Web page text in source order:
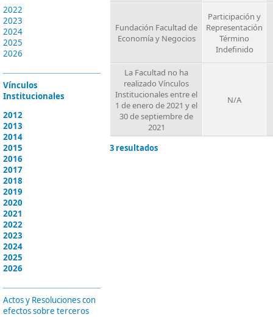
2022
2023
2024
2025
2026
Vínculos
Institucionales
2012
2013
2014
2015
2016
2017
2018
2019
2020
2021
2022
2023
2024
2025
2026
Actos y Resoluciones con
efectos sobre terceros
3 resultados
Fundación Facultad de
Economía y Negocios
Participación y
Representación
Término
Indefinido
La Facultad no ha
realizado Vínculos
Institucionales entre el
1 de enero de 2021 y el
30 de septiembre de
2021
N/A